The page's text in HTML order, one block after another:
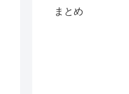
まとめ